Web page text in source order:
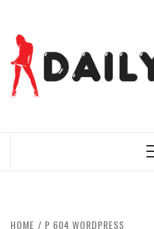
content
HOME P 604 WORDPRESS